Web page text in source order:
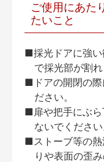
ご使用にあた
たいこと
■採光ドアに強い
で採光部が割
■ドアの開閉の際
ださい。
■扉や把手にぶら
ないでください
■ストーブ等の熱
りや表面の歪